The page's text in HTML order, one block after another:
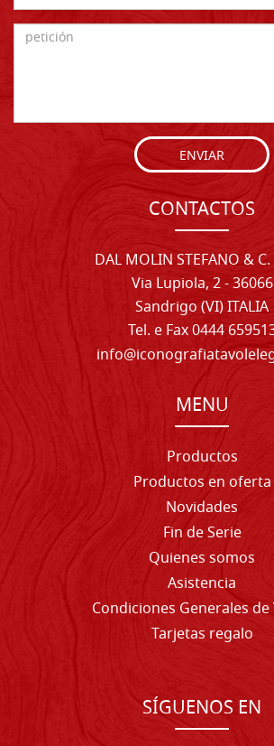
ENVIAR
CONTACTOS
DAL MOLIN STEFANO & C.
Via Lupiola, 2 - 36066
Sandrigo (VI) ITALIA
Tel. e Fax 0444
MENU
Productos
Productos en oferta
Novidades
Fin de Serie
Quienes somos
Asistencia
Condiciones Generales de
Tarjetas regalo
SÍGUENOS EN